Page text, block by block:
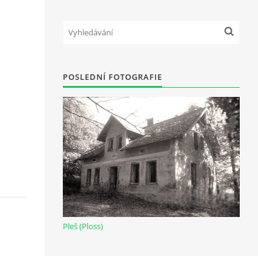
POSLEDNÍ FOTOGRAFIE
Pleš (Ploss)